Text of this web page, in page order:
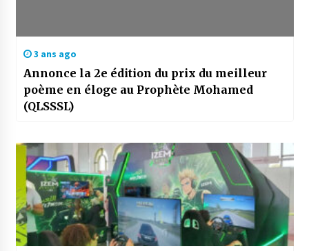
3 ans ago
Annonce la 2e édition du prix du meilleur
poème en éloge au Prophète Mohamed
(QLSSSL)